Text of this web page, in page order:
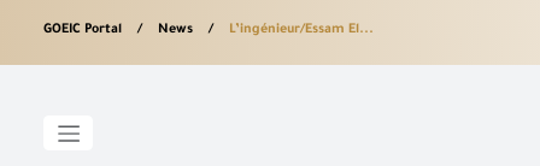
GOEIC Portal News L’ingénieur/Essam El...